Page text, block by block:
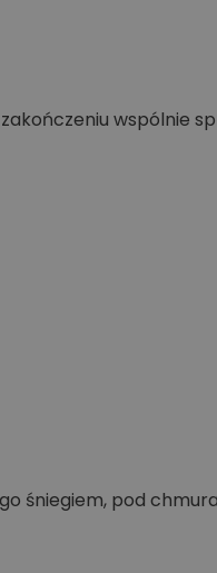
wspólnie